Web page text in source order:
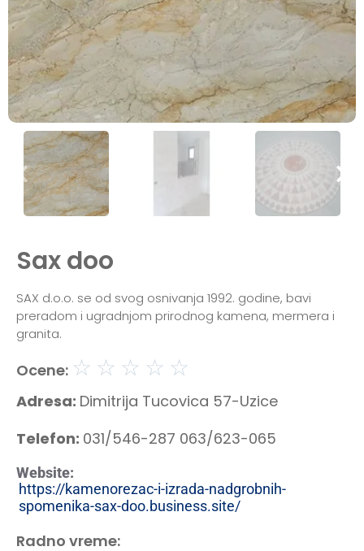
Sax doo
SAX d.o.o. se od svog osnivanja 1992. godine, bavi
preradom i ugradnjom prirodnog kamena, mermera i
granita.
Ocene: ☆ ☆ ☆ ☆ ☆
Adresa: Dimitrija Tucovica 57-Uzice
Telefon: 031/546-287 063/623-065
Website:
https://kamenorezac-i-izrada-nadgrobnih-
spomenika-sax-doo.business.site/
Radno vreme: